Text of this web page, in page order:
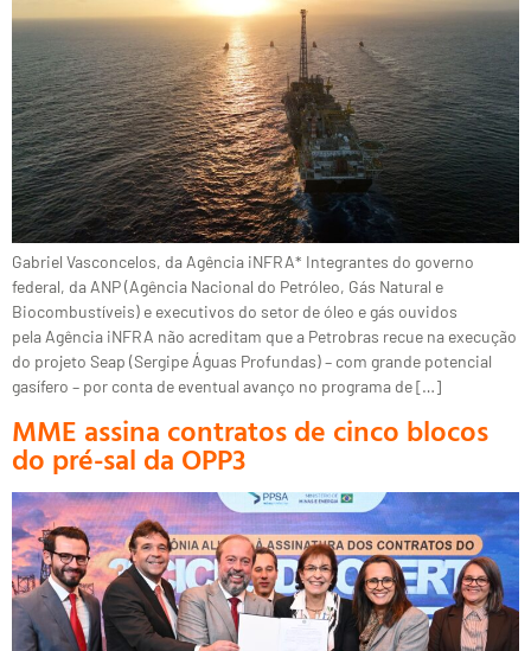
Gabriel Vasconcelos, da Agência iNFRA* Integrantes do governo
federal, da ANP (Agência Nacional do Petróleo, Gás Natural e
Biocombustíveis) e executivos do setor de óleo e gás ouvidos
pela Agência iNFRA não acreditam que a Petrobras recue na execução
do projeto Seap (Sergipe Águas Profundas) – com grande potencial
gasífero – por conta de eventual avanço no programa de […]
MME assina contratos de cinco blocos
do pré-sal da OPP3